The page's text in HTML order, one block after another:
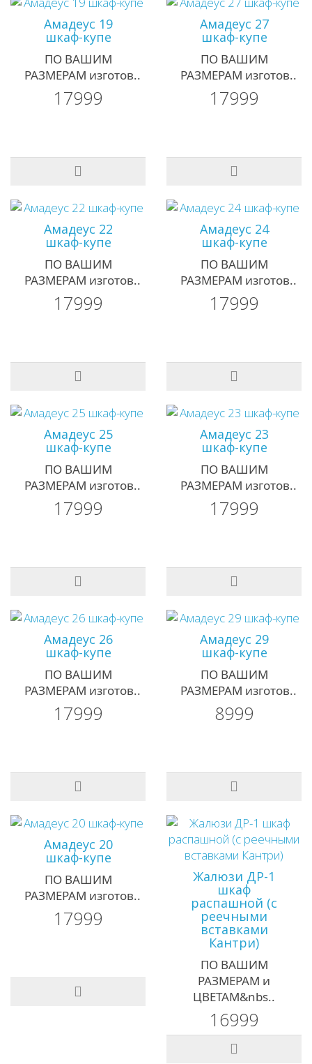
Амадеус 19
шкаф-купе
ПО ВАШИМ
РАЗМЕРАМ изготов..
17999
Амадеус 27
шкаф-купе
ПО ВАШИМ
РАЗМЕРАМ изготов..
17999
Амадеус 22
шкаф-купе
ПО ВАШИМ
РАЗМЕРАМ изготов..
17999
Амадеус 24
шкаф-купе
ПО ВАШИМ
РАЗМЕРАМ изготов..
17999
Амадеус 25
шкаф-купе
ПО ВАШИМ
РАЗМЕРАМ изготов..
17999
Амадеус 23
шкаф-купе
ПО ВАШИМ
РАЗМЕРАМ изготов..
17999
Амадеус 26
шкаф-купе
ПО ВАШИМ
РАЗМЕРАМ изготов..
17999
Амадеус 29
шкаф-купе
ПО ВАШИМ
РАЗМЕРАМ изготов..
8999
Амадеус 20
шкаф-купе
ПО ВАШИМ
РАЗМЕРАМ изготов..
17999
Жалюзи ДР-1
шкаф
распашной (с
реечными
вставками
Кантри)
ПО ВАШИМ
РАЗМЕРАМ и
ЦВЕТАМ&nbs..
16999